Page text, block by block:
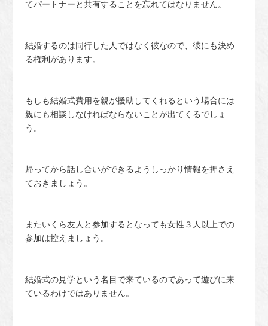
てパートナーと共有することを忘れてはなりません。
結婚するのは同行した人ではなく彼なので、彼にも決め
る権利があります。
もしも結婚式費用を親が援助してくれるという場合には
親にも相談しなければならないことが出てくるでしょ
う。
帰ってから話し合いができるようしっかり情報を押さえ
ておきましょう。
またいくら友人と参加するとなっても女性３人以上での
参加は控えましょう。
結婚式の見学という名目で来ているのであって遊びに来
ているわけではありません。